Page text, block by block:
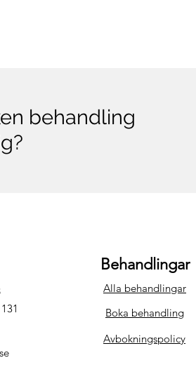
behandling
Behandlingar
Alla behandlingar
Boka behandling
Avbokningspolicy